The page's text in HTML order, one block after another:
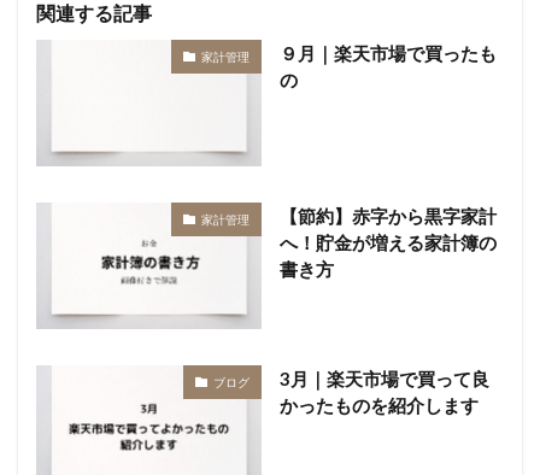
関連する記事
家計管理
９月｜楽天市場で買ったも
の
家計管理
【節約】赤字から黒字家計
へ！貯金が増える家計簿の
書き方
ブログ
3月｜楽天市場で買って良
かったものを紹介します